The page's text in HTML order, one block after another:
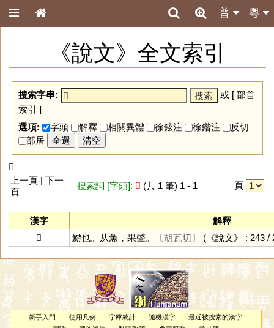
粵
普
《說文》全文索引
搜索字串: 或 [ 部首
索引 ]
選項:
字頭 解釋 相關異體 徐鉉注 徐鍇注
反切
部居
全選 清空
𩸄
上一頁 | 下一
頁
搜索詞 [字頭]: 𩸄 (共 1 筆) 1 - 1 頁
漢字
解釋
𩸄
鱧也。从魚，果聲。 〔胡瓦切〕 (《說文》 : 243 /
新手入門 使用凡例 字庫統計 隨機漢字
最近被搜索的漢字